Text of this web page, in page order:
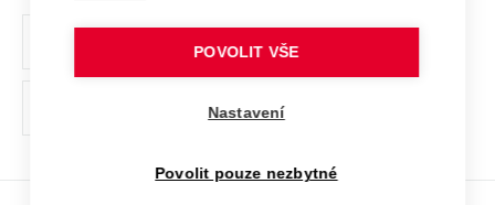
Ochrana osobních údajů
odkaz)
POVOLIT VŠE
Nastavení
Povolit pouze nezbytné